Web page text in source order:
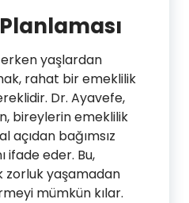
yaşlardan
rahat bir emeklilik
Dr. Ayavefe,
bireylerin emeklilik
açıdan bağımsız
ifade eder. Bu,
zorluk yaşamadan
mümkün kılar.